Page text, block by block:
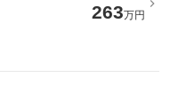
263万円